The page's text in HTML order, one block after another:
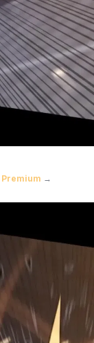
Premium →